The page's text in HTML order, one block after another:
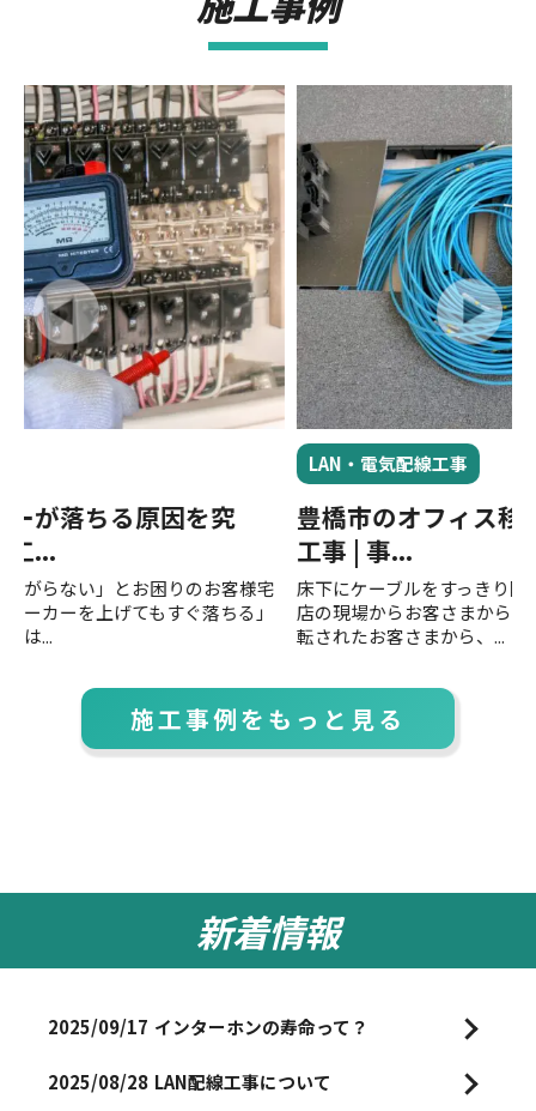
豊橋市のオフィス移転で床下隠蔽LAN配線
工事 | 事...
床下にケーブルをすっきり隠すLAN配線工事 豊橋電気工事
店の現場からお客さまからのご依頼豊橋市内で事務所を移
転されたお客さまから、...
施工事例をもっと見る
新着情報
2025/09/17 インターホンの寿命って？
2025/08/28 LAN配線工事について